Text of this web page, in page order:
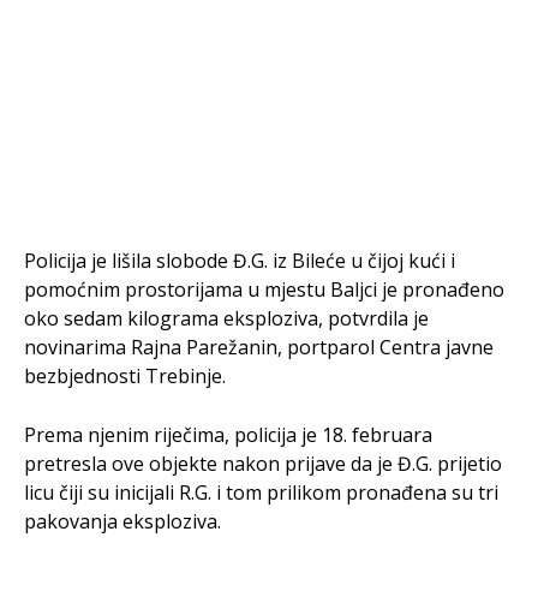
Policija je lišila slobode Đ.G. iz Bileće u čijoj kući i
pomoćnim prostorijama u mjestu Baljci je pronađeno
oko sedam kilograma eksploziva, potvrdila je
novinarima Rajna Parežanin, portparol Centra javne
bezbjednosti Trebinje.
Prema njenim riječima, policija je 18. februara
pretresla ove objekte nakon prijave da je Đ.G. prijetio
licu čiji su inicijali R.G. i tom prilikom pronađena su tri
pakovanja eksploziva.